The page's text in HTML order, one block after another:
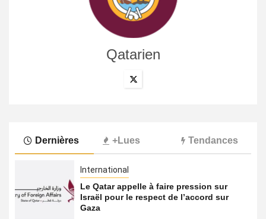
Qatarien
Dernières +Lues Tendances
International
Le Qatar appelle à faire pression sur
Israël pour le respect de l’accord sur
Gaza